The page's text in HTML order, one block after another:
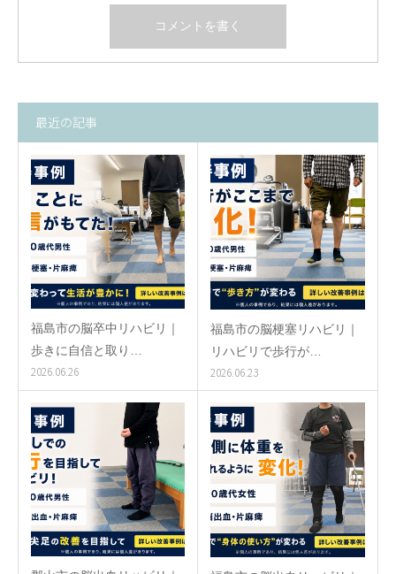
最近の記事
福島市の脳卒中リハビリ｜
歩きに自信と取り…
2026.06.26
福島市の脳梗塞リハビリ｜
リハビリで歩行が…
2026.06.23